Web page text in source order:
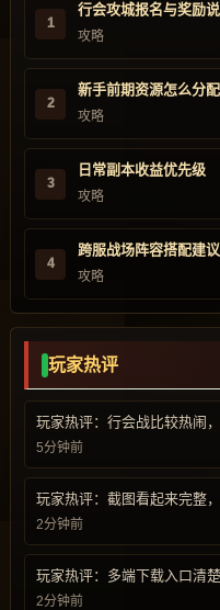
1
行会攻城报名与奖励
攻略
2
新手前期资源怎么分配
攻略
3
日常副本收益优先级
攻略
4
跨服战场阵容搭配建议
攻略
玩家热评
玩家热评：行会战比较热闹
5分钟前
玩家热评：截图看起来完整
2分钟前
玩家热评：多端下载入口清
2分钟前